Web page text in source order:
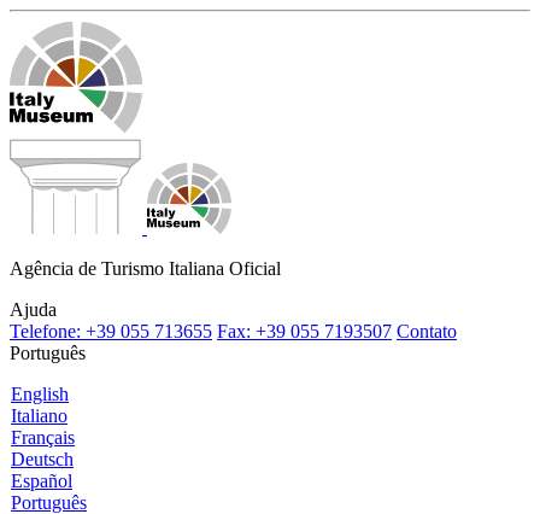
Agência de Turismo Italiana Oficial
Ajuda
Telefone: +39 055 713655 Fax: +39 055 7193507 Contato
Português
English
Italiano
Français
Deutsch
Español
Português